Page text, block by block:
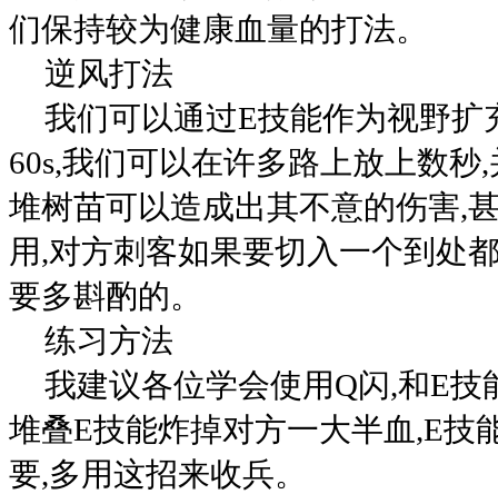
们保持较为健康血量的打法。
逆风打法
我们可以通过E技能作为视野扩
60s,我们可以在许多路上放上数秒
堆树苗可以造成出其不意的伤害,
用,对方刺客如果要切入一个到处
要多斟酌的。
练习方法
我建议各位学会使用Q闪,和E技
堆叠E技能炸掉对方一大半血,E技
要,多用这招来收兵。